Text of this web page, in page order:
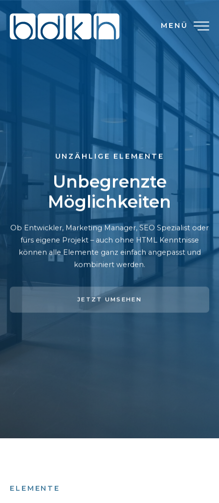
MENÜ
UNZÄHLIGE ELEMENTE
Unbegrenzte
Möglichkeiten
Ob Entwickler, Marketing Manager, SEO Spezialist oder
fürs eigene Projekt – auch ohne HTML Kenntnisse
können alle Elemente ganz einfach angepasst und
kombiniert werden.
JETZT UMSEHEN
ELEMENTE